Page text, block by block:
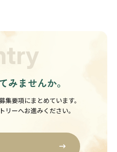
みませんか。
要項にまとめています。
リーへお進みください。